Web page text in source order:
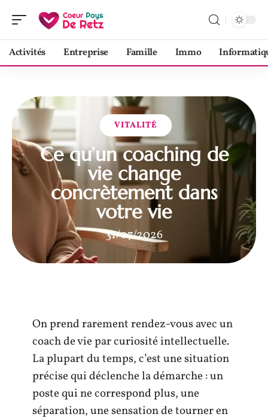
Activités Entreprise Famille Immo
VITALITÉ
Ce qu’un coaching de
vie change
concrètement dans
votre vie
31/07/2026
On prend rarement rendez-vous avec un
coach de vie par curiosité intellectuelle.
La plupart du temps, c’est une situation
précise qui déclenche la démarche : un
poste qui ne correspond plus, une
séparation, une sensation de tourner en